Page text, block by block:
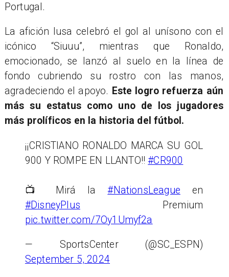
Portugal.
La afición lusa celebró el gol al unísono con el
icónico “Siuuu”, mientras que Ronaldo,
emocionado, se lanzó al suelo en la línea de
fondo cubriendo su rostro con las manos,
agradeciendo el apoyo. Este logro refuerza aún
más su estatus como uno de los jugadores
más prolíficos en la historia del fútbol.
¡¡CRISTIANO RONALDO MARCA SU GOL
900 Y ROMPE EN LLANTO!!#CR900
📺 Mirá la#NationsLeague en
#DisneyPlus Premium
pic.twitter.com/7Oy1Umyf2a
— SportsCenter (@SC_ESPN)
September 5, 2024